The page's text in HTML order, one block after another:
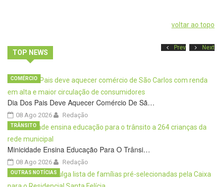
voltar ao topo
TOP NEWS
Prev Next
Dia Dos Pais Deve Aquecer Comércio De Sã…
08 Ago 2026
COMÉRCIO
Redação
Minicidade Ensina Educação Para O Trânsi…
08 Ago 2026
TRÂNSITO
Redação
OUTRAS NOTÍCIAS